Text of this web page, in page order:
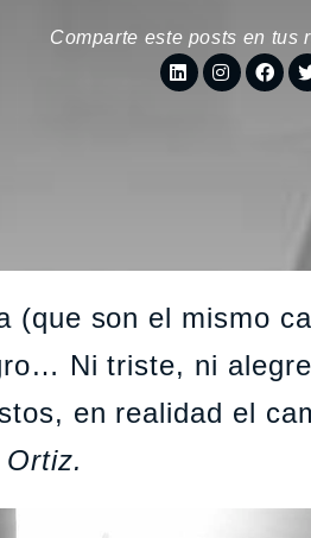
Comparte este posts en tus
(que son el mismo
Ni triste, ni
en realidad el